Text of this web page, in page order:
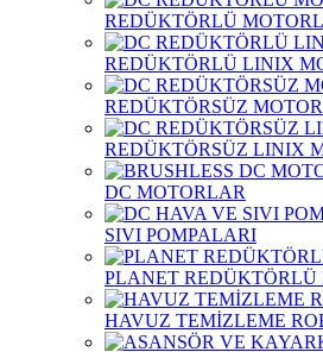
REDÜKTÖRLÜ
REDÜKTÖRLÜ LINIX
REDÜKTÖRSÜZ
REDÜKTÖRSÜZ LINIX
DC MOTORLAR
SIVI POMPALARI
PLANET REDÜKTÖRLÜ
HAVUZ TEMİZLEME